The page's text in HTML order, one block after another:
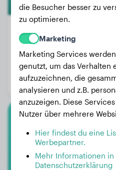
Gewicht:
Alter:
die Besucher besser zu
zu optimieren.
Marketing
Marketing Services
genutzt, um das Verhalten
aufzuzeichnen, die
analysieren und z.B.
anzuzeigen. Diese
Nutzer über mehrere
Hier findest du eine
Werbepartner.
Mehr Informationen in
Datenschutzerklärung